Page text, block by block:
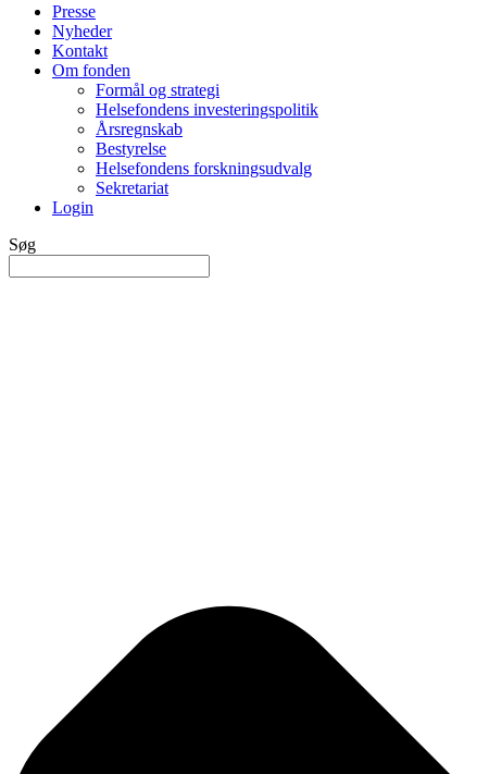
Presse
Nyheder
Kontakt
Om fonden
Formål og strategi
Helsefondens investeringspolitik
Årsregnskab
Bestyrelse
Helsefondens forskningsudvalg
Sekretariat
Login
Søg